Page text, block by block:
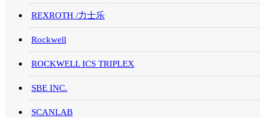
REXROTH /力士乐
Rockwell
ROCKWELL ICS TRIPLEX
SBE INC.
SCANLAB